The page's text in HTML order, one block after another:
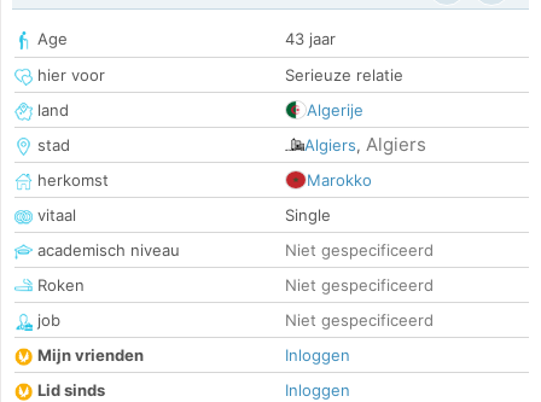
Age
43 jaar
hier voor
Serieuze relatie
land
Algerije
stad
Algiers, Algiers
herkomst
Marokko
vitaal
Single
academisch niveau
Niet gespecificeerd
Roken
Niet gespecificeerd
job
Niet gespecificeerd
Mijn vrienden
Inloggen
Lid sinds
Inloggen